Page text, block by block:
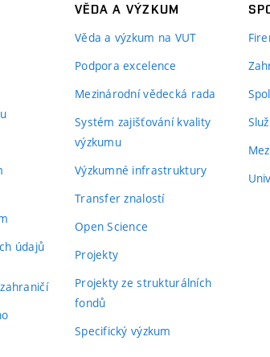
údajů
VĚDA A VÝZKUM
Věda a výzkum na VUT
Podpora excelence
Mezinárodní vědecká rada
Systém zajišťování kvality
výzkumu
Výzkumné infrastruktury
Transfer znalostí
Open Science
Projekty
Projekty ze strukturálních
fondů
Specifický výzkum